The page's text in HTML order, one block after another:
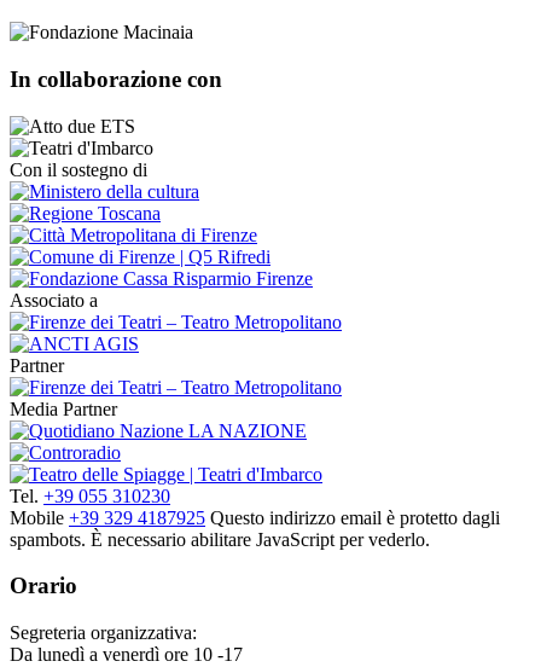
In collaborazione con
Con il sostegno di
Associato a
Partner
Media Partner
Tel. +39 055 310230
Mobile +39 329 4187925 Questo indirizzo email è protetto dagli
spambots. È necessario abilitare JavaScript per vederlo.
Orario
Segreteria organizzativa:
Da lunedì a venerdì ore 10 -17